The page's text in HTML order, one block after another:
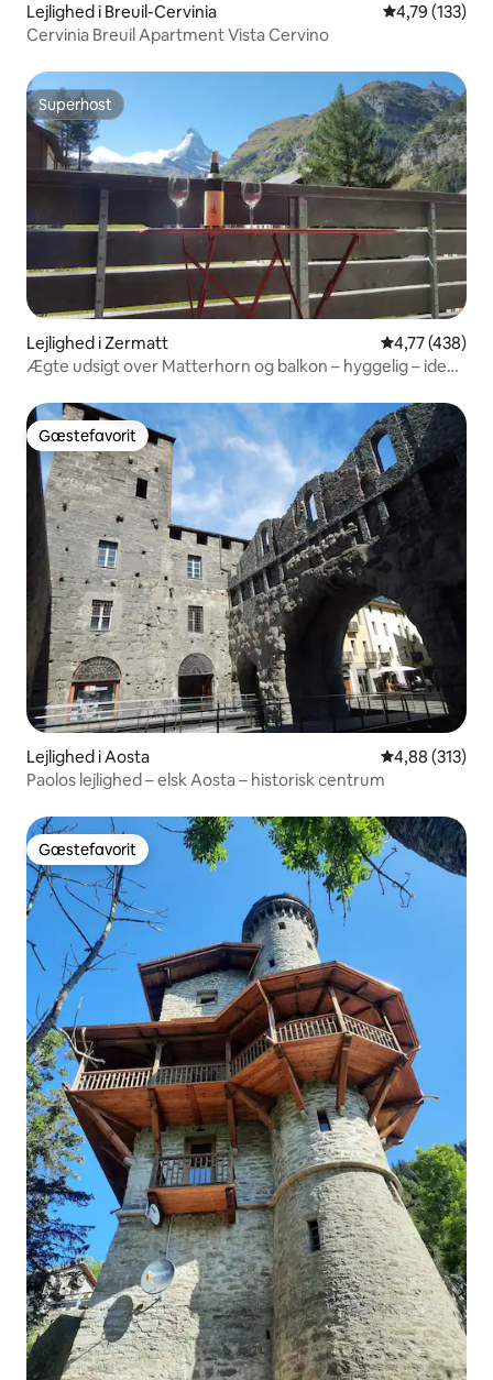
Lejlighed i Breuil-Cervinia 4,79 ud af 5 i
4,79 (133)
Cervinia Breuil Apartment Vista Cervino
Superhost
Superhost
Lejlighed i Zermatt 4,77 ud af 5 i
4,77 (438)
Ægte udsigt over Matterhorn og balkon – hyggelig – ideel
Gæstefavorit
Gæstefavorit
Lejlighed i Aosta 4,88 ud af 5 i
4,88 (313)
Paolos lejlighed – elsk Aosta – historisk centrum
Gæstefavorit
Gæstefavorit